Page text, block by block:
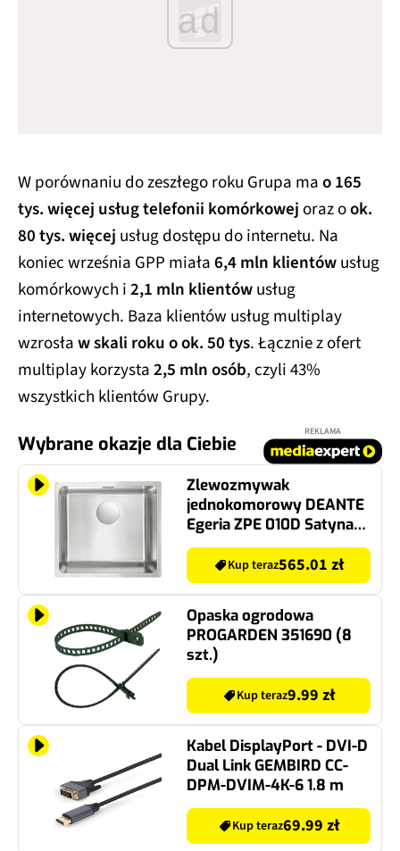
ad
W porównaniu do zeszłego roku Grupa mao 165
tys. więcej usług telefonii komórkowejoraz ook.
80 tys. więcej usług dostępu do internetu. Na
koniec września GPP miała6,4 mln klientówusług
komórkowych i2,1 mln klientówusług
internetowych. Baza klientów usług multiplay
wzrosław skali roku o ok. 50 tys. Łącznie z ofert
multiplay korzysta2,5 mln osób, czyli 43%
wszystkich klientów Grupy.
Wybrane okazje dla Ciebie
REKLAMA
Zlewozmywak
jednokomorowy DEANTE
Egeria ZPE 010D Satyna
44x49
Kup teraz565.01 zł
Opaska ogrodowa
PROGARDEN 351690 (8
szt.)
Kup teraz9.99 zł
Kabel DisplayPort - DVI-D
Dual Link GEMBIRD CC-
DPM-DVIM-4K-6 1.8 m
Kup teraz69.99 zł